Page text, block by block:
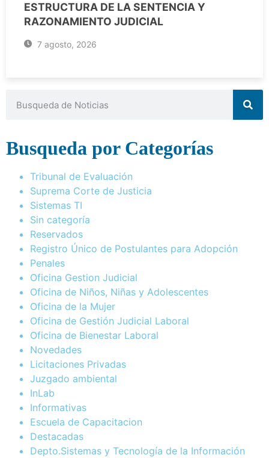
ESTRUCTURA DE LA SENTENCIA Y
RAZONAMIENTO JUDICIAL
7 agosto, 2026
Busqueda por Categorías
Tribunal de Evaluación
Suprema Corte de Justicia
Sistemas TI
Sin categoría
Reservados
Registro Único de Postulantes para Adopción
Penales
Oficina Gestion Judicial
Oficina de Niños, Niñas y Adolescentes
Oficina de la Mujer
Oficina de Gestión Judicial Laboral
Oficina de Bienestar Laboral
Novedades
Licitaciones Privadas
Juzgado ambiental
InLab
Informativas
Escuela de Capacitacion
Destacadas
Depto.Sistemas y Tecnología de la Información